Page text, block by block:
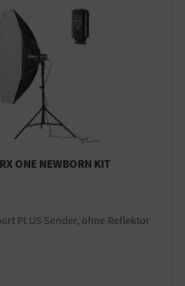
ONE NEWBORN KIT